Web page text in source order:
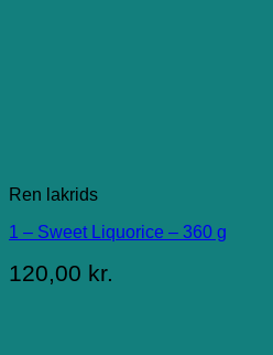
Ren lakrids
1 – Sweet Liquorice – 360 g
120,00 kr.